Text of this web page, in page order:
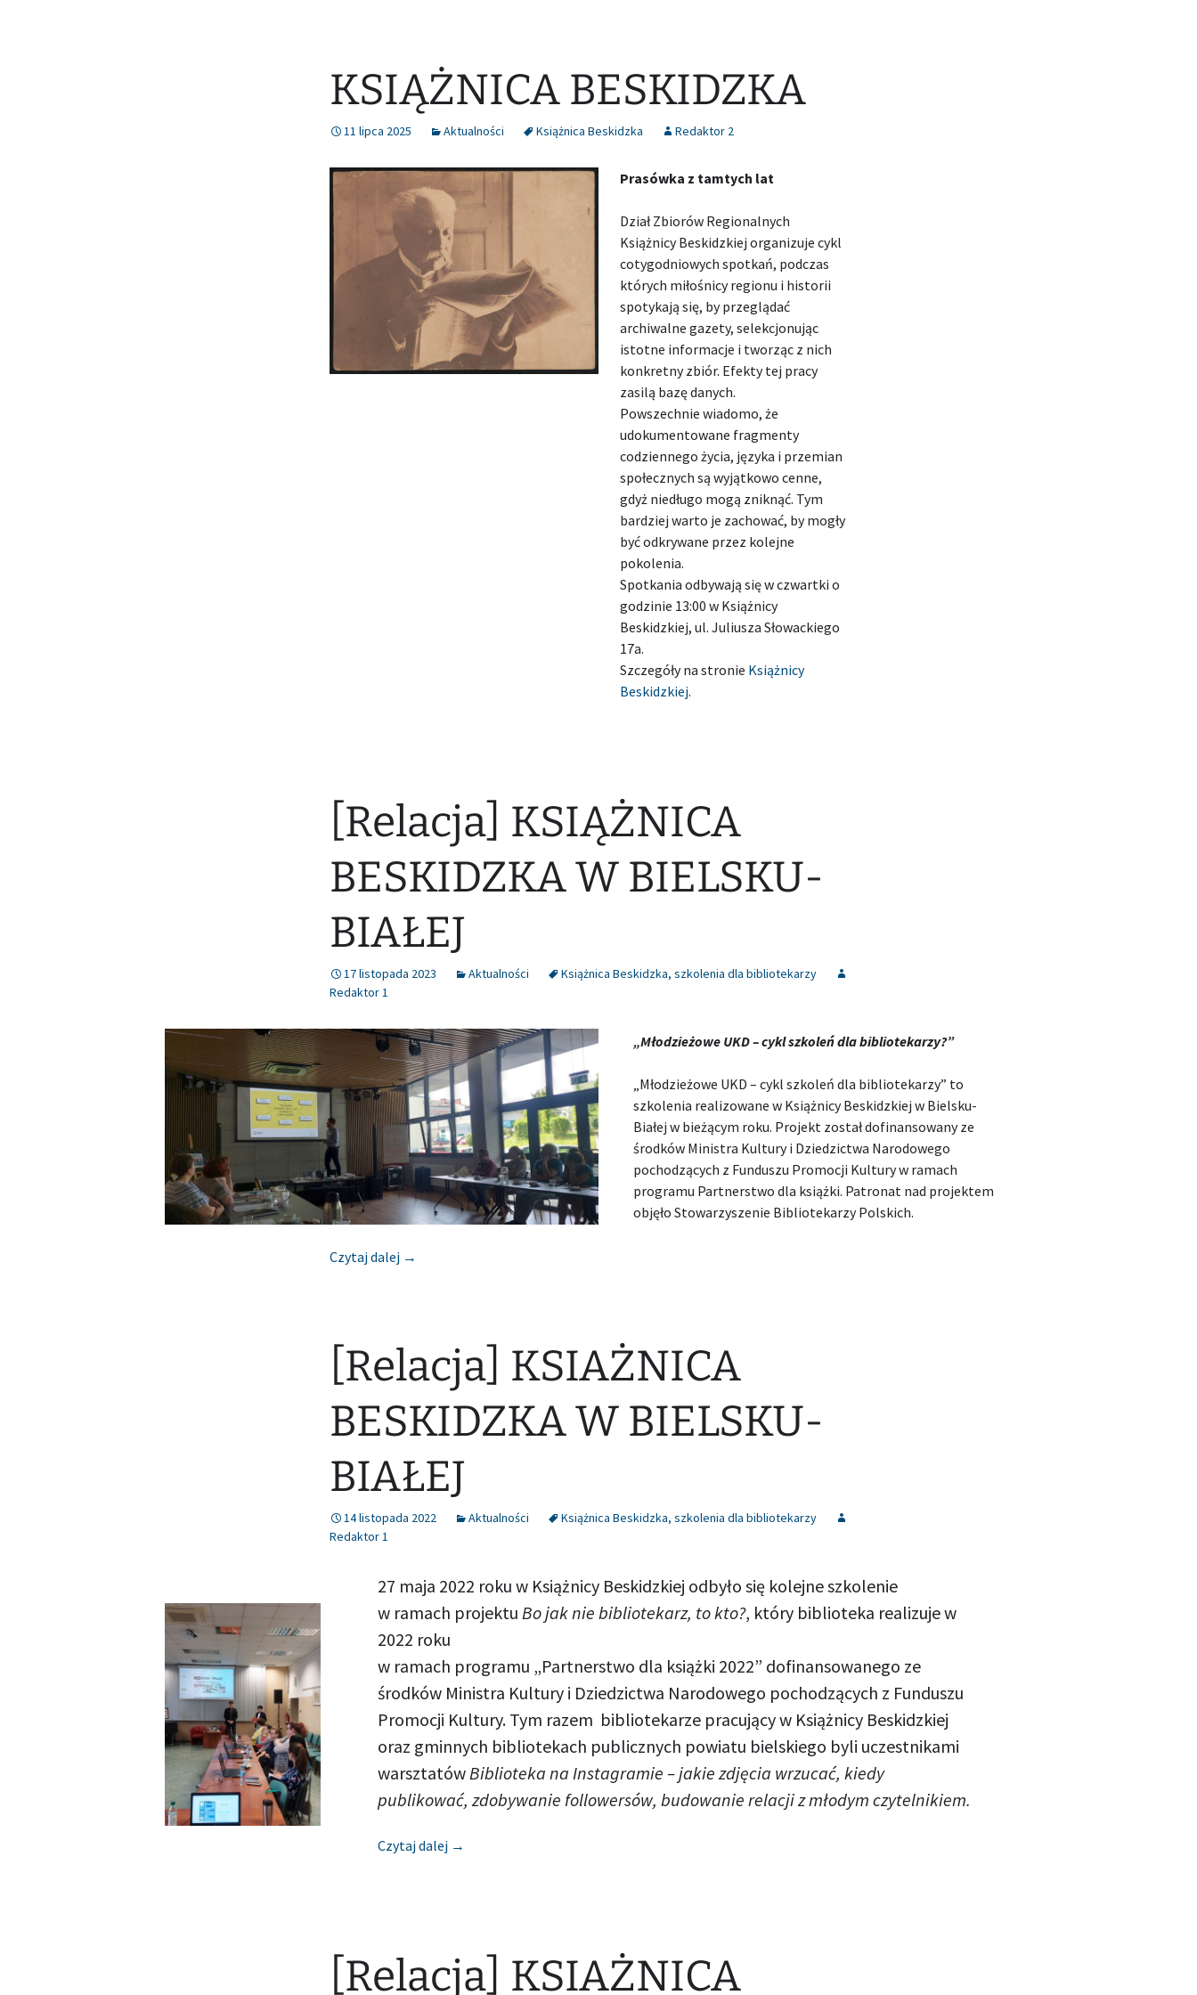
KSIĄŻNICA BESKIDZKA
11 lipca 2025 Aktualności Książnica Beskidzka Redaktor 2
Prasówka z tamtych lat
Dział Zbiorów Regionalnych
Książnicy Beskidzkiej organizuje cykl
cotygodniowych spotkań, podczas
których miłośnicy regionu i historii
spotykają się, by przeglądać
archiwalne gazety, selekcjonując
istotne informacje i tworząc z nich
konkretny zbiór. Efekty tej pracy
zasilą bazę danych.
Powszechnie wiadomo, że
udokumentowane fragmenty
codziennego życia, języka i przemian
społecznych są wyjątkowo cenne,
gdyż niedługo mogą zniknąć. Tym
bardziej warto je zachować, by mogły
być odkrywane przez kolejne
pokolenia.
Spotkania odbywają się w czwartki o
godzinie 13:00 w Książnicy
Beskidzkiej, ul. Juliusza Słowackiego
17a.
Szczegóły na stronie Książnicy
Beskidzkiej.
[Relacja] KSIĄŻNICA
BESKIDZKA W BIELSKU-
BIAŁEJ
17 listopada 2023 Aktualności Książnica Beskidzka, szkolenia dla bibliotekarzy
Redaktor 1
„Młodzieżowe UKD – cykl szkoleń dla bibliotekarzy?”
„Młodzieżowe UKD – cykl szkoleń dla bibliotekarzy” to
szkolenia realizowane w Książnicy Beskidzkiej w Bielsku-
Białej w bieżącym roku. Projekt został dofinansowany ze
środków Ministra Kultury i Dziedzictwa Narodowego
pochodzących z Funduszu Promocji Kultury w ramach
programu Partnerstwo dla książki. Patronat nad projektem
objęło Stowarzyszenie Bibliotekarzy Polskich.
Czytaj dalej [Relacja] KSIĄŻNICA BESKIDZKA W BIELSKU-BIAŁEJ
→
[Relacja] KSIAŻNICA
BESKIDZKA W BIELSKU-
BIAŁEJ
14 listopada 2022 Aktualności Książnica Beskidzka, szkolenia dla bibliotekarzy
Redaktor 1
27 maja 2022 roku w Książnicy Beskidzkiej odbyło się kolejne szkolenie
w ramach projektu Bo jak nie bibliotekarz, to kto?, który biblioteka realizuje w
2022 roku
w ramach programu „Partnerstwo dla książki 2022” dofinansowanego ze
środków Ministra Kultury i Dziedzictwa Narodowego pochodzących z Funduszu
Promocji Kultury. Tym razem bibliotekarze pracujący w Książnicy Beskidzkiej
oraz gminnych bibliotekach publicznych powiatu bielskiego byli uczestnikami
warsztatów Biblioteka na Instagramie – jakie zdjęcia wrzucać, kiedy
publikować, zdobywanie followersów, budowanie relacji z młodym czytelnikiem.
Czytaj dalej [Relacja] KSIAŻNICA BESKIDZKA W BIELSKU-BIAŁEJ
→
[Relacja] KSIAŻNICA